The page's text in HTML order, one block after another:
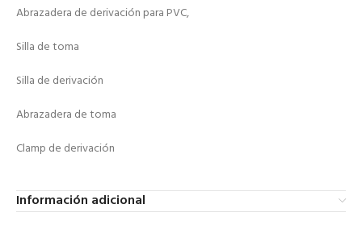
Abrazadera de derivación para PVC,
Silla de toma
Silla de derivación
Abrazadera de toma
Clamp de derivación
Información adicional